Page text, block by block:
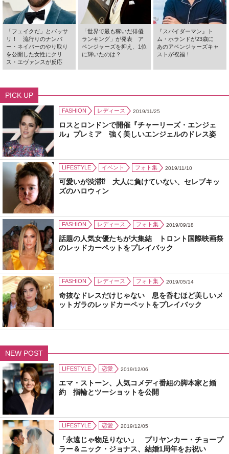
「フェイクだ」とバッサ
リ！ 流行りのナンバ
ー・ネイバーのやり取り
を公開した女性にクリ
ス・エヴァンスが反応
「世界で最も稼いだ俳優
ランキング」が発表 ア
ベンジャーズを抑え、1位
に輝いたのは？
『スパイダーマン』ト
ム・ホランドが23歳に
あのアベンジャーズキャ
ストが祝福！
PICK UP
FASHION レディース 2019/11/25
ロスとロンドンで開催『チャーリーズ・エンジェ
ル』プレミア 強く美しいエンジェルのドレス姿
LIFESTYLE イベント フォト集 2019/11/10
可愛いが渋滞⁉ 大人に負けていない、セレブキッ
ズのハロウィン
FASHION レディース フォト集 2019/09/18
話題の人気女優たちが大集結 トロント国際映画祭
のレッドカーペットをプレイバック
FASHION レディース フォト集 2019/05/14
奇抜なドレスだけじゃない 息を呑むほど美しいメ
ットガラのレッドカーペットをプレイバック
NEW POST
LIFESTYLE 恋愛 2019/12/06
エマ・ストーン、人気コメディ番組の脚本家と婚
約 指輪とツーショットを公開
LIFESTYLE 恋愛 2019/12/05
「永遠じゃ物足りない」 プリヤンカー・チョープ
ラー＆ニック・ジョナス、結婚1周年をお祝い